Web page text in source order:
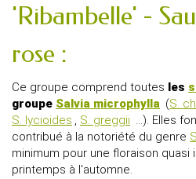
'Ribambelle' -
rose :
Ce groupe comprend toutes les
groupe Salvia microphylla (S.
S. lycioides , S. greggii ...). Elles
contribué à la notoriété du genre
minimum pour une floraison quasi
printemps à l'automne.